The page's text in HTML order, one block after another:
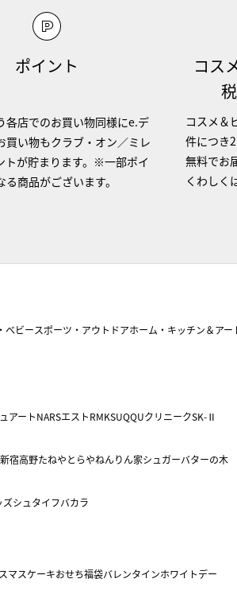
ポイント
各店でのお買い物同様にe.デ
買い物もクラブ・オン／ミレ
トが貯まります。※一部ポイ
る商品がございます。
コス
コスメ＆
件につき
無料でお
くわしく
ベビースポーツ・アウトドアホーム・キッチン＆アー
アートNARSエストRMKSUQQUクリニークSK-Ⅱ
新宿高野たねやとらやねんりん家シュガーバターの木
ズシュタイフバカラ
マスケーキおせち福袋バレンタインホワイトデー